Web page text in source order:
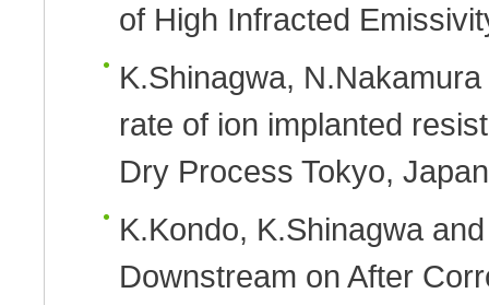
of High Infracted
K.Shinagwa,
rate of ion implanted
Dry Process Tokyo,
K.Kondo, K.Shinagwa
Downstream on After